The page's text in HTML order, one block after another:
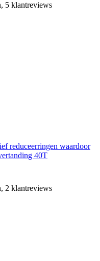
5 klantreviews
reduceerringen waardoor
40T
2 klantreviews